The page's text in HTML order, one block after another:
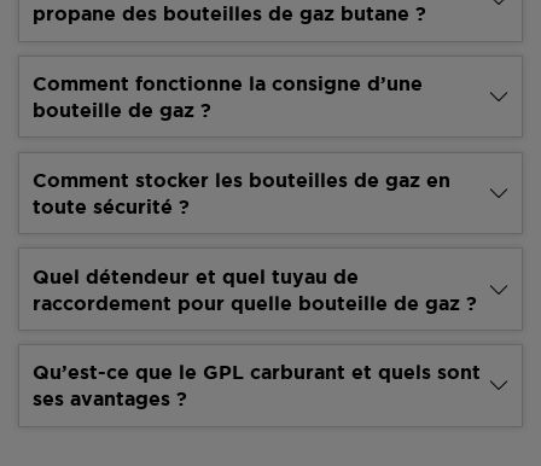
propane des bouteilles de gaz butane ?
Comment fonctionne la consigne d’une
bouteille de gaz ?
Comment stocker les bouteilles de gaz en
toute sécurité ?
Quel détendeur et quel tuyau de
raccordement pour quelle bouteille de gaz ?
Qu’est-ce que le GPL carburant et quels sont
ses avantages ?